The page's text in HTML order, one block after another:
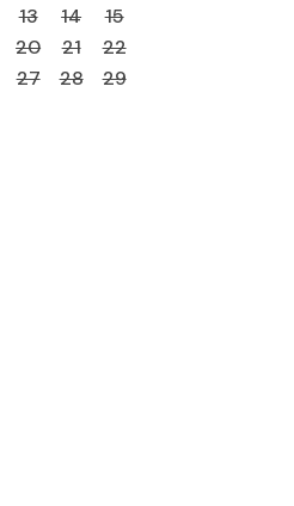
13 14
15
20 21
22
27 28
29